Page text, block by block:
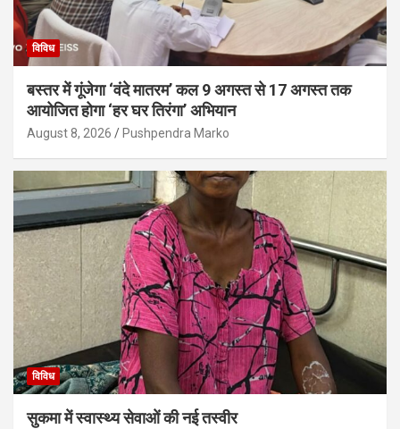
विविध
बस्तर में गूंजेगा ‘वंदे मातरम’ कल 9 अगस्त से 17 अगस्त तक
आयोजित होगा ‘हर घर तिरंगा’ अभियान
August 8, 2026 Pushpendra Marko
विविध
सुकमा में स्वास्थ्य सेवाओं की नई तस्वीर